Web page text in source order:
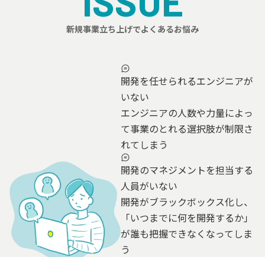
新規事業立ち上げでよくあるお悩み
開発を任せられるエンジニアが
いない
エンジニアの人数や力量によっ
て事業のとれる選択肢が制限さ
れてしまう
開発のマネジメントを担当する
人員がいない
開発がブラックボックス化し、
「いつまでに何を開発するか」
が誰も把握できなくなってしま
う